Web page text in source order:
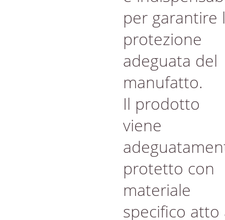
per garantire
protezione
adeguata del
manufatto.
Il prodotto
viene
protetto con
materiale
specifico atto